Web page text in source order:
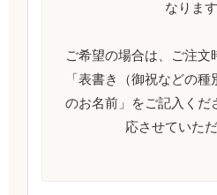
なります
ご希望の場合は、ご注文
「表書き（御祝などの
のお名前」をご記入くだ
応させていただ